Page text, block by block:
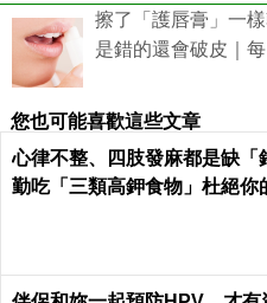
擦了「護唇膏」一
是錯的還會破皮｜
您也可能喜歡這些文章
心律不整、四肢發麻都是缺「
勤吃「三類高鉀食物」杜絕你